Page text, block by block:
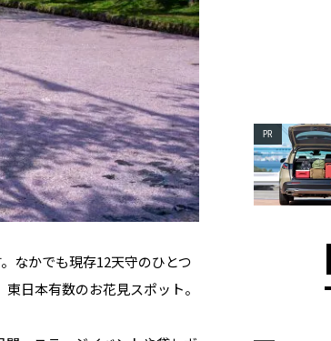
なかでも現存12天守のひとつ
日本有数のお花見スポット。
PR